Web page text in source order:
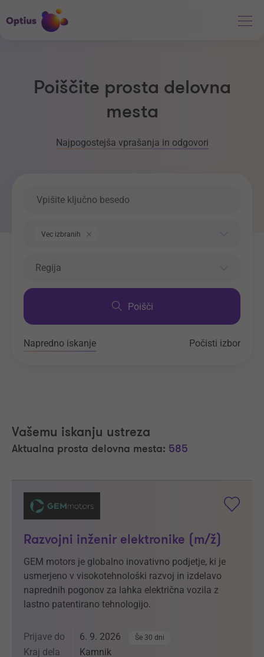
Poiščite prosta delovna
mesta
Najpogostejša vprašanja in odgovori
Vec izbranih
Regija
Poišči
Napredno iskanje Počisti izbor
Vašemu iskanju ustreza
Aktualna prosta delovna mesta: 585
Razvojni inženir elektronike (m/ž)
GEM motors je globalno inovativno podjetje, ki je
usmerjeno v visokotehnološki razvoj in izdelavo
naprednih pogonov za lahka električna vozila z
lastno patentirano tehnologijo.
Prijave do 6. 9. 2026 Še 30 dni
Kraj dela Kamnik